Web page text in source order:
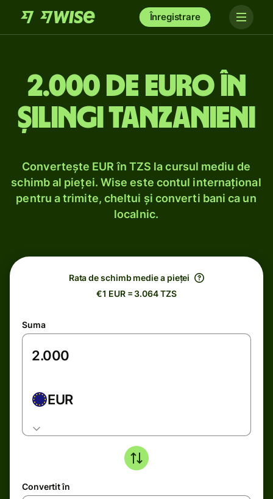
Înregistrare
2.000 de euro în
șilingi tanzanieni
Convertește EUR în TZS la cursul mediu de
schimb al pieței. Wise este contul internațional
pentru a trimite, cheltui și converti bani ca un
localnic.
Rata de schimb medie a pieței
€1 EUR = 3.064 TZS
Suma
EUR
Convertit în